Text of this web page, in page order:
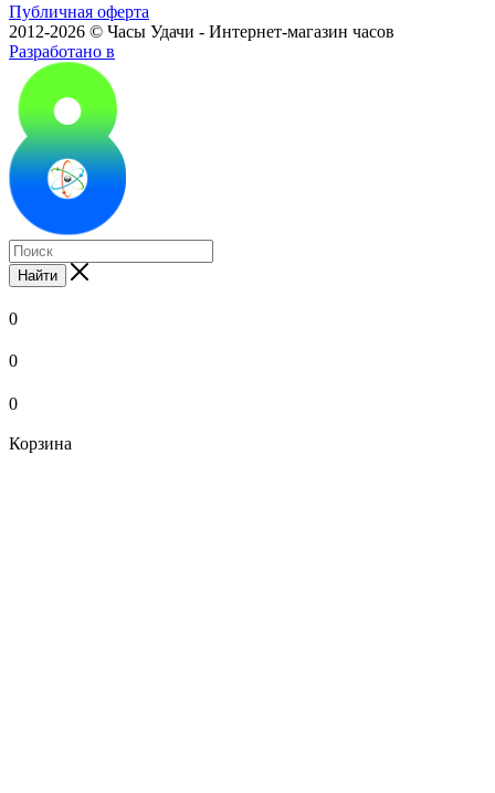
Публичная оферта
2012-2026 © Часы Удачи - Интернет-магазин часов
Разработано в
Найти
0
0
0
Корзина